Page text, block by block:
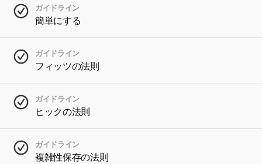
ガイドライン
簡単にする
ガイドライン
フィッツの法則
ガイドライン
ヒックの法則
ガイドライン
複雑性保存の法則